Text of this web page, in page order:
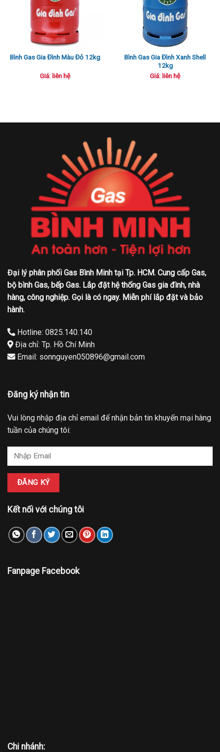
Bình Gas Gia Đình Màu Đỏ 12kg
Giá: liên hệ
Bình Gas Gia Đình Xanh Shell
12kg
Giá: liên hệ
Đại lý phân phối Gas Bình Minh tại Tp. HCM. Cung cấp Gas,
bộ bình Gas, bếp Gas. Lắp đặt hệ thống Gas gia đình, nhà
hàng, công nghiệp. Gọi là có ngay. Miễn phí lắp đặt và bảo
hành.
Hotline: 0825.140.140
Địa chỉ: Tp. Hồ Chí Minh
Email: sonnguyen050896@gmail.com
Đăng ký nhận tin
Vui lòng nhập địa chỉ email để nhận bản tin khuyến mại hàng
tuần của chúng tôi:
Kết nối với chúng tôi
Fanpage Facebook
Chi nhánh: